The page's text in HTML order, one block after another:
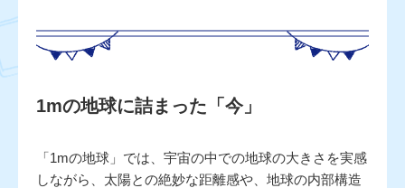
1mの地球に詰まった「今」
「1mの地球」では、宇宙の中での地球の大きさを実感
しながら、太陽との絶妙な距離感や、地球の内部構造